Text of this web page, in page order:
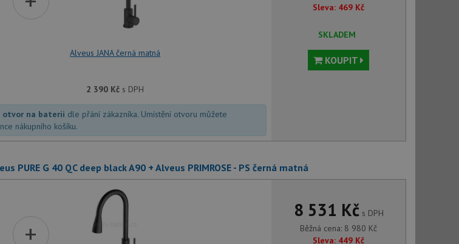
Alveus JANA černá matná
2 390 Kč s DPH
Sleva: 469 Kč
SKLADEM
KOUPIT
na baterii dle přání zákazníka. Umístění otvoru můžete
nákupního košíku.
PURE G 40 QC deep black A90 + Alveus PRIMROSE - PS černá matná
+
8 531 Kčs DPH
Běžná cena: 8 980 Kč
Sleva: 449 Kč